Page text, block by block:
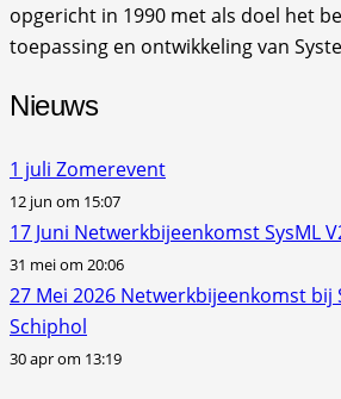
opgericht in 1990 met als doel het
toepassing en ontwikkeling van
Nieuws
1 juli Zomerevent
12 jun om 15:07
17 Juni Netwerkbijeenkomst SysML
31 mei om 20:06
27 Mei 2026 Netwerkbijeenkomst bij
Schiphol
30 apr om 13:19